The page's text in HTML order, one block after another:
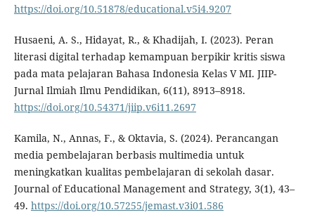
https://doi.org/10.51878/educational.v5i4.9207
Husaeni, A. S., Hidayat, R., & Khadijah, I. (2023). Peran
literasi digital terhadap kemampuan berpikir kritis siswa
pada mata pelajaran Bahasa Indonesia Kelas V MI. JIIP-
Jurnal Ilmiah Ilmu Pendidikan, 6(11), 8913–8918.
https://doi.org/10.54371/jiip.v6i11.2697
Kamila, N., Annas, F., & Oktavia, S. (2024). Perancangan
media pembelajaran berbasis multimedia untuk
meningkatkan kualitas pembelajaran di sekolah dasar.
Journal of Educational Management and Strategy, 3(1), 43–
49. https://doi.org/10.57255/jemast.v3i01.586